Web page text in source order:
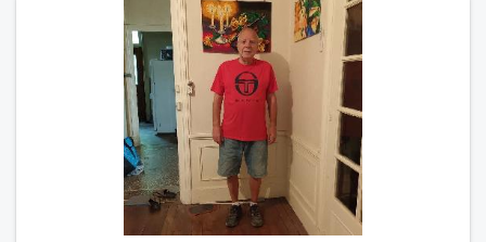
apprécies les conversations sincères, les fous rires
et les personnes qui savent ce qu'elles veulent,
n'hésite pas à venir discuter. Au plaisir de faire
connaissance !